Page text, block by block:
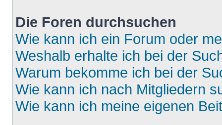
Die Foren durchsuchen
Wie kann ich ein Forum oder
Weshalb erhalte ich bei der
Warum bekomme ich bei der
Wie kann ich nach Mitgliedern
Wie kann ich meine eigenen